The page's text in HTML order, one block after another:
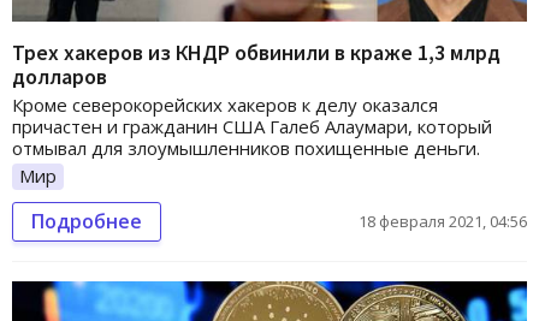
Трех хакеров из КНДР обвинили в краже 1,3 млрд
долларов
Кроме северокорейских хакеров к делу оказался
причастен и гражданин США Галеб Алаумари, который
отмывал для злоумышленников похищенные деньги.
Мир
Подробнее 18 февраля 2021, 04:56